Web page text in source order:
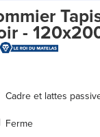
-
Cadre et lattes
Ferme